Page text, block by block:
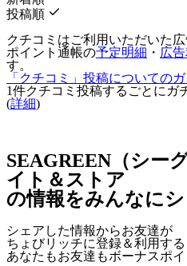
投稿順
クチコミはご利用いただいた広
ポイント通帳の予定明細 ・ 広
す。
「クチコミ」投稿についての
1件クチコミ投稿するごとに ガ
(詳細)
SEAGREEN（シー
イト＆ストア
の情報をみんなに
シェアした情報からお友達が
ちょびリッチに登録＆利用する
あなたもお友達もボーナスポイ